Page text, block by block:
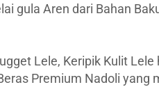
gula Aren dari Bahan
Lele, Keripik Kulit
Premium Nadoli yang